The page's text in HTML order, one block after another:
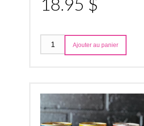
Ajouter au panier